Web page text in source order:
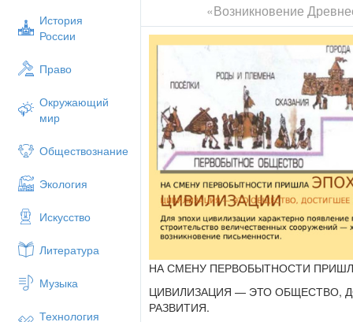
История
России
Право
Окружающий
мир
Обществознание
Экология
Искусство
Литература
Музыка
Технология
«Возникновение
НА СМЕНУ ПЕРВОБЫТНОСТИ
ЦИВИЛИЗАЦИЯ — ЭТО ОБЩЕСТВО,
РАЗВИТИЯ.